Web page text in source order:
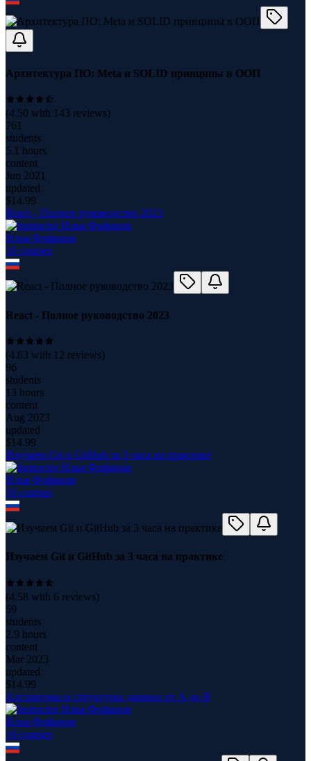
Архитектура ПО: Meta и SOLID принципы в ООП
(4.50 with 143 reviews)
761
students
5.1 hours
content
Jun 2021
updated
$14.99
React - Полное руководство 2023
Илья Фофанов
16 courses
React - Полное руководство 2023
(4.83 with 12 reviews)
96
students
13 hours
content
Aug 2023
updated
$14.99
Изучаем Git и GitHub за 3 часа на практике
Илья Фофанов
16 courses
Изучаем Git и GitHub за 3 часа на практике
(4.58 with 6 reviews)
59
students
2.9 hours
content
Mar 2023
updated
$14.99
Алгоритмы и структуры данных от А до Я
Илья Фофанов
16 courses